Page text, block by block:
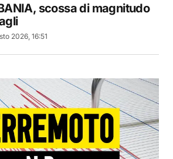
scossa di magnitudo
2026, 16:51